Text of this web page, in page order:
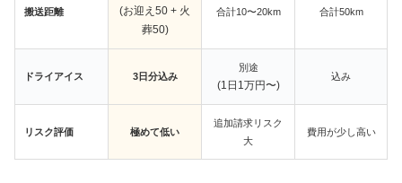
搬送距離
(お迎え50 + 火
葬50)
合計10〜20km 合計50km
ドライアイス 3日分込み
別途
(1日1万円〜)
込み
リスク評価 極めて低い
追加請求リスク
大
費用が少し高い